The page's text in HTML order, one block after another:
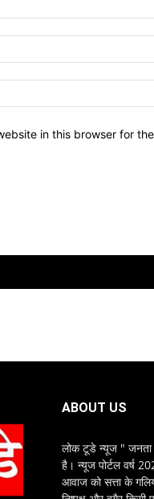
in this browser for
ABOUT US
लोक टूडे न्यूज " जनता
है। न्यूज पोर्टल वर्ष
आवाज को सत्ता के